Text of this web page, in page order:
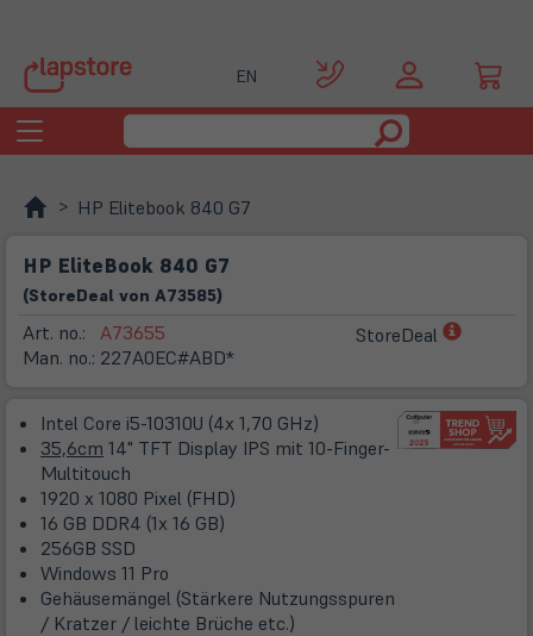
EN
Toggle
navigation
HP Elitebook 840 G7
HP EliteBook 840 G7
(StoreDeal von A73585)
Art. no.:
Man. no.:
A73655
227A0EC#ABD*
StoreDeal
(öffnet
Tab)
Intel Core i5-10310U (4x 1,70 GHz)
35,6cm 14" TFT Display IPS mit 10-Finger-
Multitouch
1920 x 1080 Pixel (FHD)
16 GB DDR4 (1x 16 GB)
256GB SSD
Windows 11 Pro
Gehäusemängel (Stärkere Nutzungsspuren
/ Kratzer / leichte Brüche etc.)